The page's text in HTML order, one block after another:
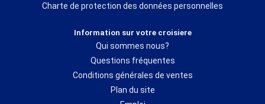
Charte de protection des données personnelles
Information sur votre croisiere
Qui sommes nous?
Questions fréquentes
Conditions générales de ventes
Plan du site